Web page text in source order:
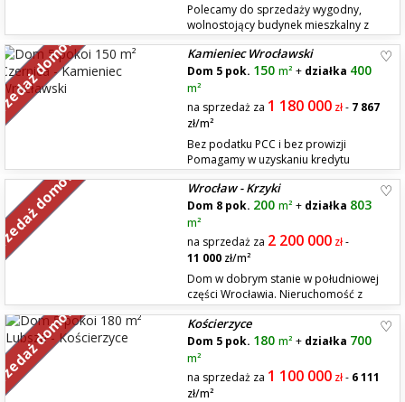
Polecamy do sprzedaży wygodny,
wolnostojący budynek mieszkalny z
ładnie zagospodarowanym ogrodem.
Dom jest niepodpiwniczony, posiada dwie pełne kondygnacje i jest kryty
dachem kopertowym z nieużytkowym poddaszem. W budynku znajdują
się: na parterze - hol wejściowy, wc, garaż, kotłownia, salon z kuc...
domów Kamieniec Wrocławski
Dom 5 pok. 150m² + działka 400
m²
na sprzedaż za 1 180 000 zł- 7 867
zł/m²
Bez podatku PCC i bez prowizji
Pomagamy w uzyskaniu kredytu
Polecam nowy dom w Kamieńcu
Wrocławskim na ul. Jasia i Małgosi. Kameralne osiedle: tylko 2 bliźniaki,
czyli 4 domy. Spokojna zielona okolica. - możliwość zamknięcia kuchni -
zrobienia wejścia z przedpokoju i oddzielenia od salonu - odda...
domów Wrocław - Krzyki
Dom 8 pok. 200m² + działka 803
m²
na sprzedaż za 2 200 000 zł-
11 000 zł/m²
Dom w dobrym stanie w południowej
części Wrocławia. Nieruchomość z
połowy lat 80-tych znajduje się na
działce o pow. 803 m2. Szeroki wjazd na posesję. Do zamieszkania od
zaraz. Dom idealny pod inwestycję, wynajem lub przebudowę według
własnych potrzeb. Dwie kondygnacje, 8 pokoi, 3 łazienki, 2 kuchni...
domów Kościerzyce
Dom 5 pok. 180m² + działka 700
m²
na sprzedaż za 1 100 000 zł- 6 111
zł/m²